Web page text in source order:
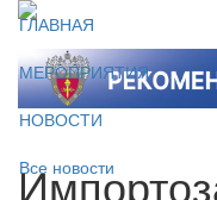
ГЛАВНАЯ
МЕРОПРИЯТИЯ
НОВОСТИ
Все новости